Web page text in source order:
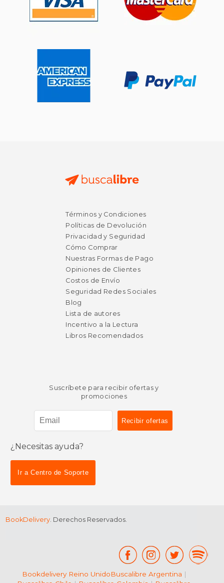
Términos y Condiciones
Políticas de Devolución
Privacidad y Seguridad
Cómo Comprar
Nuestras Formas de Pago
Opiniones de Clientes
Costos de Envío
Seguridad Redes Sociales
Blog
Lista de autores
Incentivo a la Lectura
Libros Recomendados
Suscríbete para recibir ofertas y
promociones
¿Necesitas ayuda?
Ir a Centro de Soporte
BookDelivery . Derechos Reservados.
Bookdelivery Reino UnidoBuscalibre Argentina |